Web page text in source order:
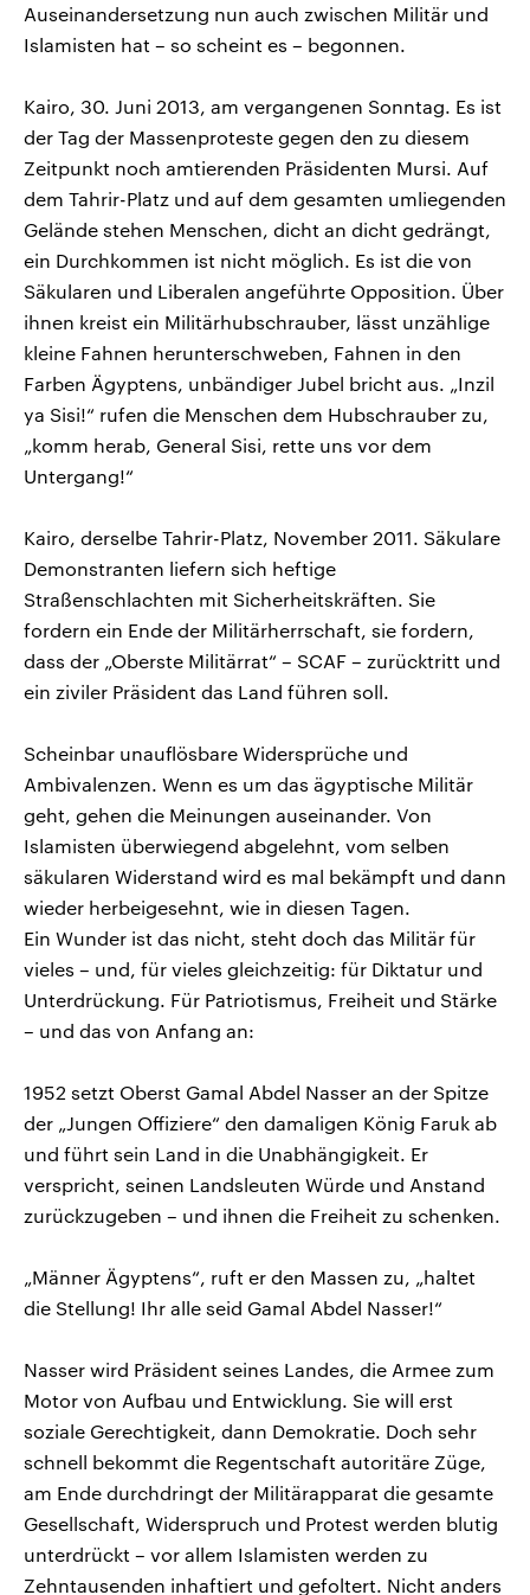
Auseinandersetzung nun auch zwischen Militär und
Islamisten hat – so scheint es – begonnen.
Kairo, 30. Juni 2013, am vergangenen Sonntag. Es ist
der Tag der Massenproteste gegen den zu diesem
Zeitpunkt noch amtierenden Präsidenten Mursi. Auf
dem Tahrir-Platz und auf dem gesamten umliegenden
Gelände stehen Menschen, dicht an dicht gedrängt,
ein Durchkommen ist nicht möglich. Es ist die von
Säkularen und Liberalen angeführte Opposition. Über
ihnen kreist ein Militärhubschrauber, lässt unzählige
kleine Fahnen herunterschweben, Fahnen in den
Farben Ägyptens, unbändiger Jubel bricht aus. „Inzil
ya Sisi!“ rufen die Menschen dem Hubschrauber zu,
„komm herab, General Sisi, rette uns vor dem
Untergang!“
Kairo, derselbe Tahrir-Platz, November 2011. Säkulare
Demonstranten liefern sich heftige
Straßenschlachten mit Sicherheitskräften. Sie
fordern ein Ende der Militärherrschaft, sie fordern,
dass der „Oberste Militärrat“ – SCAF – zurücktritt und
ein ziviler Präsident das Land führen soll.
Scheinbar unauflösbare Widersprüche und
Ambivalenzen. Wenn es um das ägyptische Militär
geht, gehen die Meinungen auseinander. Von
Islamisten überwiegend abgelehnt, vom selben
säkularen Widerstand wird es mal bekämpft und dann
wieder herbeigesehnt, wie in diesen Tagen.
Ein Wunder ist das nicht, steht doch das Militär für
vieles – und, für vieles gleichzeitig: für Diktatur und
Unterdrückung. Für Patriotismus, Freiheit und Stärke
– und das von Anfang an:
1952 setzt Oberst Gamal Abdel Nasser an der Spitze
der „Jungen Offiziere“ den damaligen König Faruk ab
und führt sein Land in die Unabhängigkeit. Er
verspricht, seinen Landsleuten Würde und Anstand
zurückzugeben – und ihnen die Freiheit zu schenken.
„Männer Ägyptens“, ruft er den Massen zu, „haltet
die Stellung! Ihr alle seid Gamal Abdel Nasser!“
Nasser wird Präsident seines Landes, die Armee zum
Motor von Aufbau und Entwicklung. Sie will erst
soziale Gerechtigkeit, dann Demokratie. Doch sehr
schnell bekommt die Regentschaft autoritäre Züge,
am Ende durchdringt der Militärapparat die gesamte
Gesellschaft, Widerspruch und Protest werden blutig
unterdrückt – vor allem Islamisten werden zu
Zehntausenden inhaftiert und gefoltert. Nicht anders